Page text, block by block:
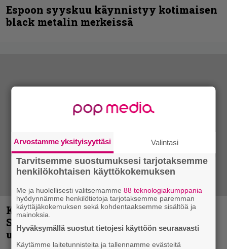
Espoon syyskuu käynnistyy kotimaisen
black metalin merkeissä
Kunnianosoitus hyiselle Pohjolalle –
Shining hyppäsi keskelle kinoksia
uudella videollaan
Arvostamme yksityisyyttäsi Valintasi
Tarvitsemme suostumuksesi tarjotaksemme
henkilökohtaisen käyttökokemuksen
Me ja huolellisesti valitsemamme88 teknologiakumppania
hyödynnämme henkilötietoja tarjotaksemme paremman
käyttäjäkokemuksen sekä kohdentaaksemme sisältöä ja
mainoksia.
Hyväksymällä suostut tietojesi käyttöön seuraavasti
Käytämme laitetunnisteita ja tallennamme evästeitä